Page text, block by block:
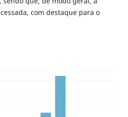
com destaque para o